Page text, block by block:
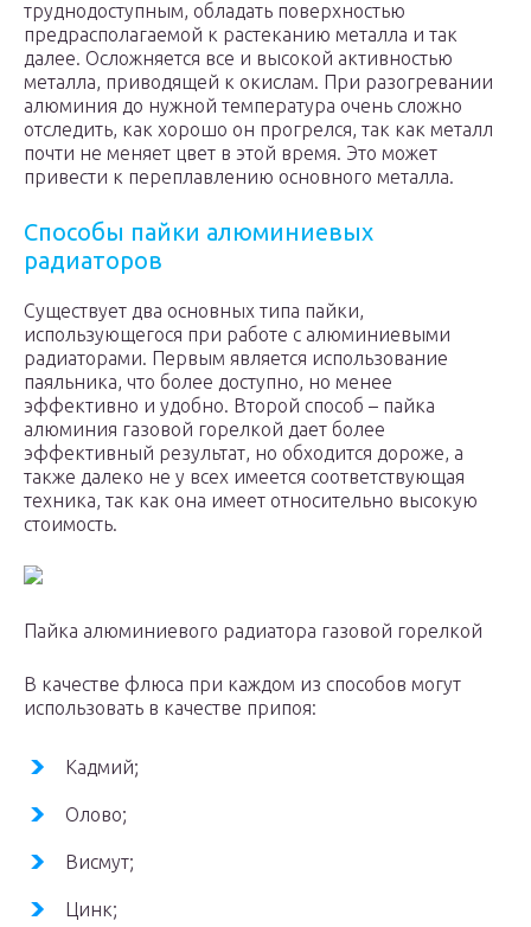
труднодоступным, обладать поверхностью
предрасполагаемой к растеканию металла и так
далее. Осложняется все и высокой активностью
металла, приводящей к окислам. При разогревании
алюминия до нужной температура очень сложно
отследить, как хорошо он прогрелся, так как металл
почти не меняет цвет в этой время. Это может
привести к переплавлению основного металла.
Способы пайки алюминиевых
радиаторов
Существует два основных типа пайки,
использующегося при работе с алюминиевыми
радиаторами. Первым является использование
паяльника, что более доступно, но менее
эффективно и удобно. Второй способ – пайка
алюминия газовой горелкой дает более
эффективный результат, но обходится дороже, а
также далеко не у всех имеется соответствующая
техника, так как она имеет относительно высокую
стоимость.
Пайка алюминиевого радиатора газовой горелкой
В качестве флюса при каждом из способов могут
использовать в качестве припоя:
Кадмий;
Олово;
Висмут;
Цинк;